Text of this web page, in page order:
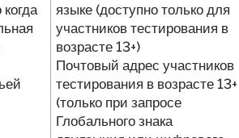
языке (доступно только для
участников тестирования в
возрасте 13+)
Почтовый адрес участников
тестирования в возрасте 13+
(только при запросе
Глобального знака